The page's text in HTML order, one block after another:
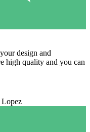
design and
high quality and you can
Lopez